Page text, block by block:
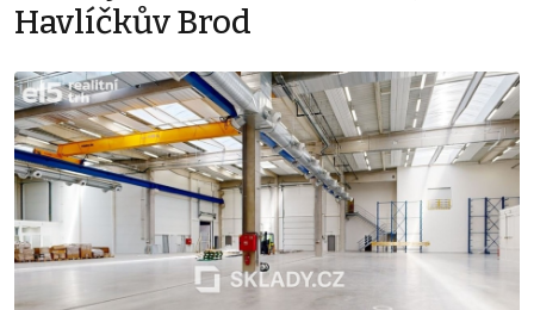
Havlíčkův Brod